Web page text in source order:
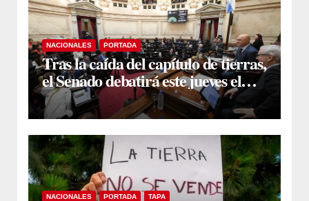
NACIONALES PORTADA
Tras la caída del capítulo de tierras,
el Senado debatirá este jueves el
proyecto sobre propiedad privada
NACIONALES PORTADA TAPA